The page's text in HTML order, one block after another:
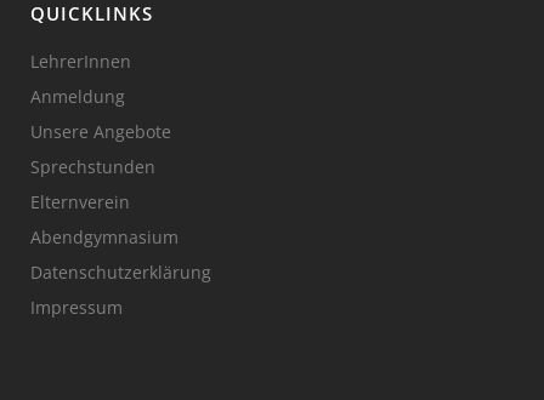
QUICKLINKS
LehrerInnen
Anmeldung
Unsere Angebote
Sprechstunden
Elternverein
Abendgymnasium
Datenschutzerklärung
Impressum